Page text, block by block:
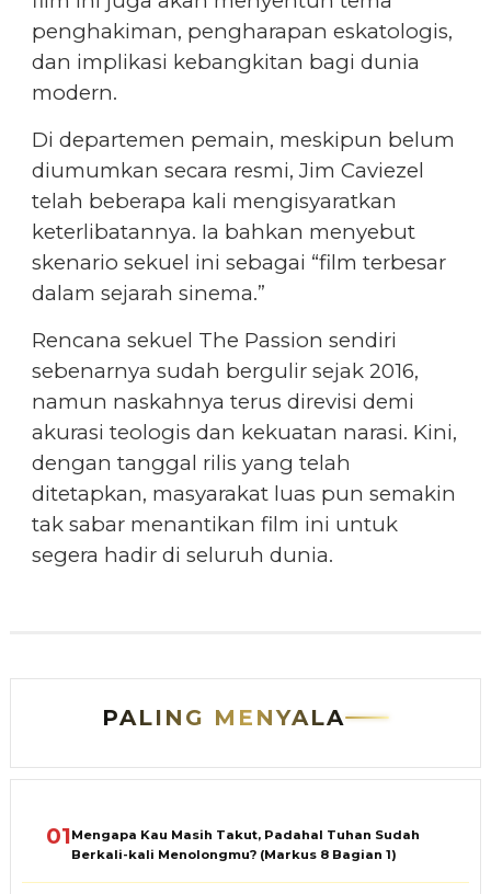
penghakiman, pengharapan eskatologis,
dan implikasi kebangkitan bagi dunia
modern.
Di departemen pemain, meskipun belum
diumumkan secara resmi, Jim Caviezel
telah beberapa kali mengisyaratkan
keterlibatannya. Ia bahkan menyebut
skenario sekuel ini sebagai “film terbesar
dalam sejarah sinema.”
Rencana sekuel The Passion sendiri
sebenarnya sudah bergulir sejak 2016,
namun naskahnya terus direvisi demi
akurasi teologis dan kekuatan narasi. Kini,
dengan tanggal rilis yang telah
ditetapkan, masyarakat luas pun semakin
tak sabar menantikan film ini untuk
segera hadir di seluruh dunia.
PALING MENYALA
01Mengapa Kau Masih Takut, Padahal Tuhan Sudah
Berkali-kali Menolongmu? (Markus 8 Bagian 1)